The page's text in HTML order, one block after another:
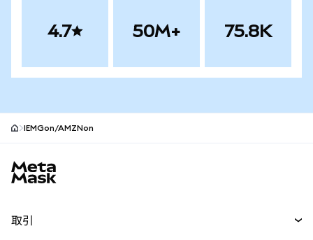
4.7 50M+ 75.8K
IEMGon/AMZNon
取引